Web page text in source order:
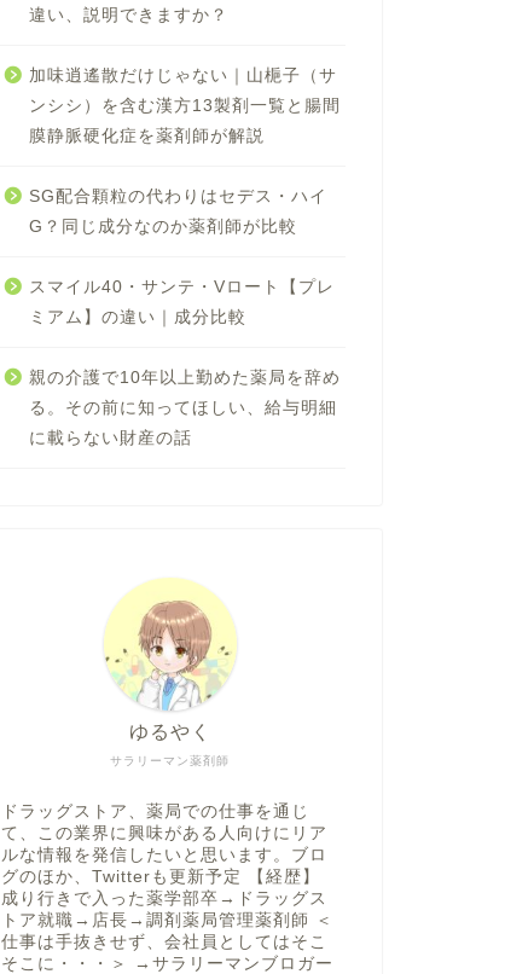
違い、説明できますか？
加味逍遙散だけじゃない｜山梔子（サ
ンシシ）を含む漢方13製剤一覧と腸間
膜静脈硬化症を薬剤師が解説
SG配合顆粒の代わりはセデス・ハイ
G？同じ成分なのか薬剤師が比較
スマイル40・サンテ・Vロート【プレ
ミアム】の違い｜成分比較
親の介護で10年以上勤めた薬局を辞め
る。その前に知ってほしい、給与明細
に載らない財産の話
サラリーマン薬剤師
ゆるやく
ドラッグストア、薬局での仕事を通じ
て、この業界に興味がある人向けにリア
ルな情報を発信したいと思います。ブロ
グのほか、Twitterも更新予定 【経歴】
成り行きで入った薬学部卒→ドラッグス
トア就職→店長→調剤薬局管理薬剤師 ＜
仕事は手抜きせず、会社員としてはそこ
そこに・・・＞ →サラリーマンブロガー